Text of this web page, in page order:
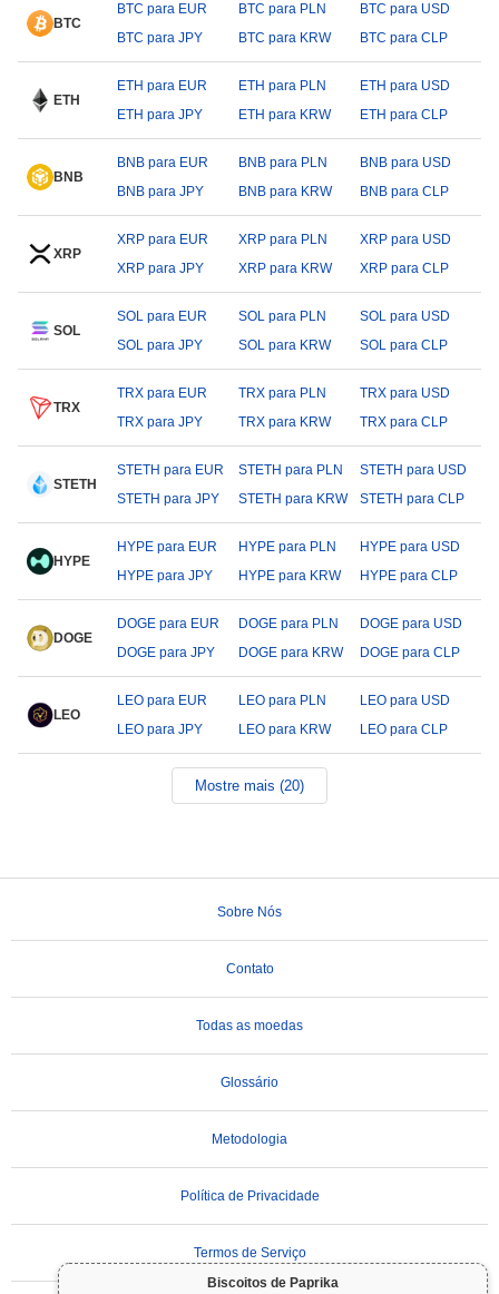
Biscoitos de Paprika
BTC
BTC para EUR BTC para PLN
BTC para USD
BTC para JPY
BTC para KRW BTC para CLP
ETH
ETH para EUR ETH para PLN
ETH para USD
ETH para JPY
ETH para KRW ETH para CLP
BNB
BNB para EUR BNB para PLN
BNB para USD
BNB para JPY
BNB para KRW BNB para CLP
XRP
XRP para EUR XRP para PLN
XRP para USD
XRP para JPY
XRP para KRW XRP para CLP
SOL
SOL para EUR SOL para PLN
SOL para USD
SOL para JPY
SOL para KRW SOL para CLP
TRX
TRX para EUR TRX para PLN
TRX para USD
TRX para JPY
TRX para KRW TRX para CLP
STETH
STETH para EUR STETH para PLN
STETH para USD
STETH para JPY
STETH para KRW STETH para CLP
HYPE
HYPE para EUR HYPE para PLN
HYPE para USD
HYPE para JPY
HYPE para KRW HYPE para CLP
DOGE
DOGE para EUR DOGE para PLN
DOGE para USD
DOGE para JPY
DOGE para KRW DOGE para CLP
LEO
LEO para EUR LEO para PLN
LEO para USD
LEO para JPY
LEO para KRW LEO para CLP
Mostre mais (20)
Sobre Nós
Contato
Todas as moedas
Glossário
Metodologia
Política de Privacidade
Termos de Serviço